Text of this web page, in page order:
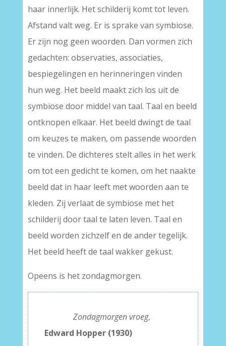
haar innerlijk. Het schilderij komt tot leven.
Afstand valt weg. Er is sprake van symbiose.
Er zijn nog geen woorden. Dan vormen zich
gedachten: observaties, associaties,
bespiegelingen en herinneringen vinden
hun weg. Het beeld maakt zich los uit de
symbiose door middel van taal. Taal en beeld
ontknopen elkaar. Het beeld dwingt de taal
om keuzes te maken, om passende woorden
te vinden. De dichteres stelt alles in het werk
om tot een gedicht te komen, om het naakte
beeld dat in haar leeft met woorden aan te
kleden. Zij verlaat de symbiose met het
schilderij door taal te laten leven. Taal en
beeld worden zichzelf en de ander tegelijk.
Het beeld heeft de taal wakker gekust.
Opeens is het zondagmorgen.
Zondagmorgen vroeg,
Edward Hopper (1930)